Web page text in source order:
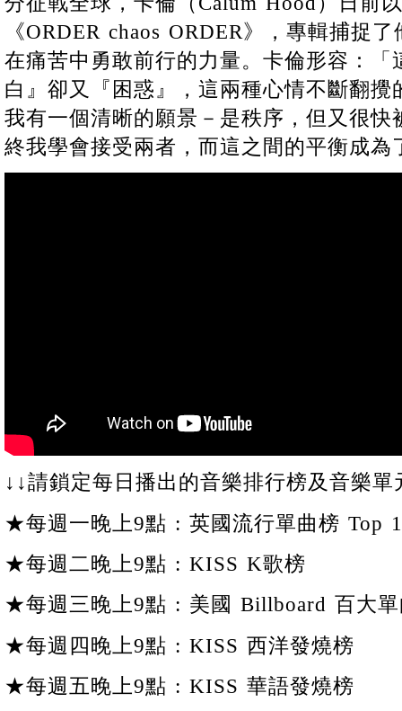
《ORDER chaos ORDER》，專輯捕捉
在痛苦中勇敢前行的力量。卡倫形容：「
白』卻又『困惑』，這兩種心情不斷翻
我有一個清晰的願景－是秩序，但又很快
終我學會接受兩者，而這之間的平衡成為
↓↓請鎖定每日播出的音樂排行榜及音樂單
★每週一晚上9點 : 英國流行單曲榜 Top
★每週二晚上9點 : KISS K歌榜
★每週三晚上9點 : 美國 Billboard 百大
★每週四晚上9點 : KISS 西洋發燒榜
★每週五晚上9點 : KISS 華語發燒榜